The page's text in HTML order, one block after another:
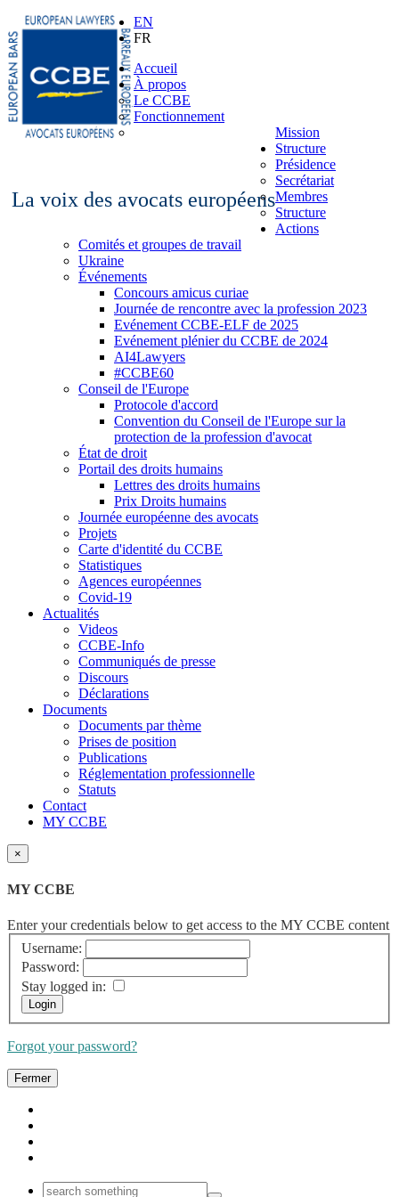
La voix des avocats européens
EN
FR
Accueil
À propos
Le CCBE
Fonctionnement
Mission
Structure
Présidence
Secrétariat
Membres
Structure
Actions
Comités et groupes de travail
Ukraine
Événements
Concours amicus curiae
Journée de rencontre avec la profession 2023
Evénement CCBE-ELF de 2025
Evénement plénier du CCBE de 2024
AI4Lawyers
#CCBE60
Conseil de l'Europe
Protocole d'accord
Convention du Conseil de l'Europe sur la
protection de la profession d'avocat
État de droit
Portail des droits humains
Lettres des droits humains
Prix Droits humains
Journée européenne des avocats
Projets
Carte d'identité du CCBE
Statistiques
Agences européennes
Covid-19
Actualités
Videos
CCBE-Info
Communiqués de presse
Discours
Déclarations
Documents
Documents par thème
Prises de position
Publications
Réglementation professionnelle
Statuts
Contact
MY CCBE
×
MY CCBE
Enter your credentials below to get access to the MY CCBE content
Username:
Password:
Stay logged in:
Forgot your password?
Fermer